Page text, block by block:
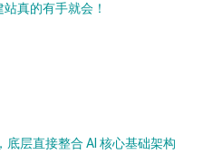
真的有手就会！
层直接整合 AI 核心基础架构